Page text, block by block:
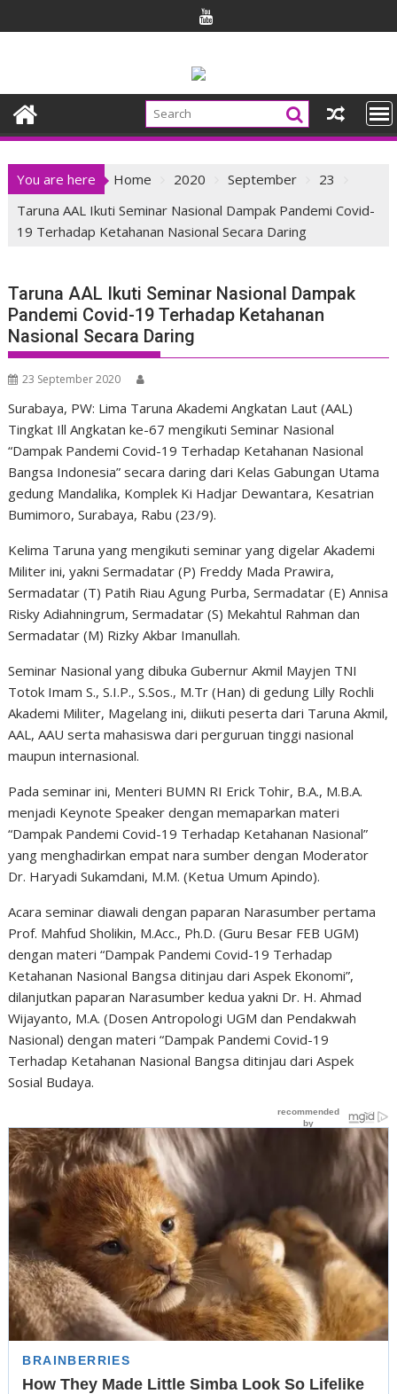
to
You are here Home 2020 September
23
Taruna AAL Ikuti Seminar Nasional Dampak Pandemi Covid-
19 Terhadap Ketahanan Nasional Secara Daring
Taruna AAL Ikuti Seminar Nasional Dampak
Pandemi Covid-19 Terhadap Ketahanan
Nasional Secara Daring
23 September 2020
Surabaya, PW: Lima Taruna Akademi Angkatan Laut (AAL)
Tingkat Ill Angkatan ke-67 mengikuti Seminar Nasional
“Dampak Pandemi Covid-19 Terhadap Ketahanan Nasional
Bangsa Indonesia” secara daring dari Kelas Gabungan Utama
gedung Mandalika, Komplek Ki Hadjar Dewantara, Kesatrian
Bumimoro, Surabaya, Rabu (23/9).
Kelima Taruna yang mengikuti seminar yang digelar Akademi
Militer ini, yakni Sermadatar (P) Freddy Mada Prawira,
Sermadatar (T) Patih Riau Agung Purba, Sermadatar (E) Annisa
Risky Adiahningrum, Sermadatar (S) Mekahtul Rahman dan
Sermadatar (M) Rizky Akbar Imanullah.
Seminar Nasional yang dibuka Gubernur Akmil Mayjen TNI
Totok Imam S., S.I.P., S.Sos., M.Tr (Han) di gedung Lilly Rochli
Akademi Militer, Magelang ini, diikuti peserta dari Taruna Akmil,
AAL, AAU serta mahasiswa dari perguruan tinggi nasional
maupun internasional.
Pada seminar ini, Menteri BUMN RI Erick Tohir, B.A., M.B.A.
menjadi Keynote Speaker dengan memaparkan materi
“Dampak Pandemi Covid-19 Terhadap Ketahanan Nasional”
yang menghadirkan empat nara sumber dengan Moderator
Dr. Haryadi Sukamdani, M.M. (Ketua Umum Apindo).
Acara seminar diawali dengan paparan Narasumber pertama
Prof. Mahfud Sholikin, M.Acc., Ph.D. (Guru Besar FEB UGM)
dengan materi “Dampak Pandemi Covid-19 Terhadap
Ketahanan Nasional Bangsa ditinjau dari Aspek Ekonomi”,
dilanjutkan paparan Narasumber kedua yakni Dr. H. Ahmad
Wijayanto, M.A. (Dosen Antropologi UGM dan Pendakwah
Nasional) dengan materi “Dampak Pandemi Covid-19
Terhadap Ketahanan Nasional Bangsa ditinjau dari Aspek
Sosial Budaya.